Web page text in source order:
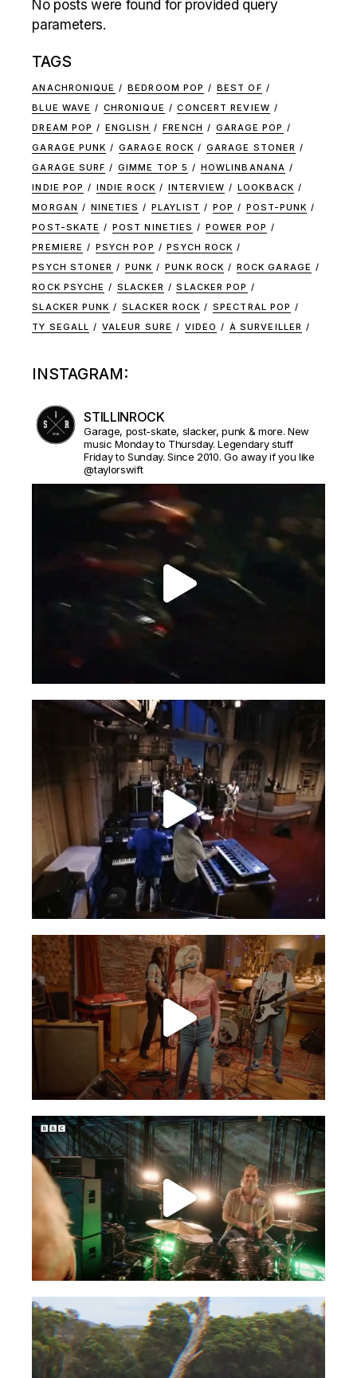
No posts were found for provided query
parameters.
TAGS
ANACHRONIQUE BEDROOM POP
BEST OF
BLUE WAVE
CHRONIQUE
CONCERT REVIEW
DREAM POP
ENGLISH FRENCH
GARAGE POP
GARAGE PUNK
GARAGE ROCK
GARAGE STONER
GARAGE SURF
GIMME TOP 5
HOWLINBANANA
INDIE POP
INDIE ROCK INTERVIEW
LOOKBACK
MORGAN
NINETIES PLAYLIST POP
POST-PUNK
POST-SKATE
POST NINETIES
POWER POP
PREMIERE
PSYCH POP
PSYCH ROCK
PSYCH STONER
PUNK PUNK ROCK
ROCK GARAGE
ROCK PSYCHE
SLACKER
SLACKER POP
SLACKER PUNK
SLACKER ROCK
SPECTRAL POP
TY SEGALL
VALEUR SURE VIDEO À SURVEILLER
INSTAGRAM:
STILLINROCK
Garage, post-skate, slacker, punk & more. New
music Monday to Thursday. Legendary stuff
Friday to Sunday. Since 2010. Go away if you like
@taylorswift